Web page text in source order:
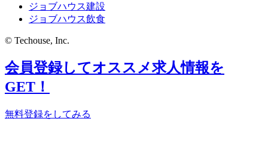
ジョブハウス建設
ジョブハウス飲食
© Techouse, Inc.
会員登録してオススメ求人情報を
GET！
無料登録をしてみる